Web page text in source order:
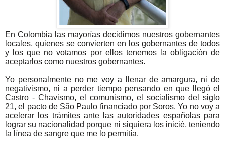
En Colombia las mayorías decidimos nuestros gobernantes
locales, quienes se convierten en los gobernantes de todos
y los que no votamos por ellos tenemos la obligación de
aceptarlos como nuestros gobernantes.
Yo personalmente no me voy a llenar de amargura, ni de
negativismo, ni a perder tiempo pensando en que llegó el
Castro - Chavismo, el comunismo, el socialismo del siglo
21, el pacto de São Paulo financiado por Soros. Yo no voy a
acelerar los trámites ante las autoridades españolas para
lograr su nacionalidad porque ni siquiera los inicié, teniendo
la línea de sangre que me lo permitía.